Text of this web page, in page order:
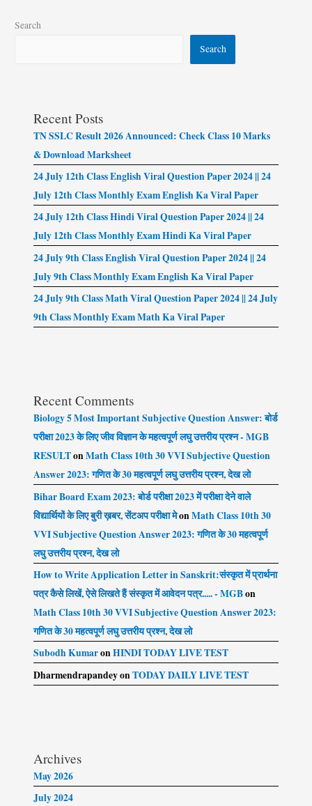
Search
Search
Recent Posts
TN SSLC Result 2026 Announced: Check Class 10 Marks
& Download Marksheet
24 July 12th Class English Viral Question Paper 2024 || 24
July 12th Class Monthly Exam English Ka Viral Paper
24 July 12th Class Hindi Viral Question Paper 2024 || 24
July 12th Class Monthly Exam Hindi Ka Viral Paper
24 July 9th Class English Viral Question Paper 2024 || 24
July 9th Class Monthly Exam English Ka Viral Paper
24 July 9th Class Math Viral Question Paper 2024 || 24 July
9th Class Monthly Exam Math Ka Viral Paper
Recent Comments
Biology 5 Most Important Subjective Question Answer: बोर्ड
परीक्षा 2023 के लिए जीव विज्ञान के महत्वपूर्ण लघु उत्तरीय प्रश्न - MGB
RESULTonMath Class 10th 30 VVI Subjective Question
Answer 2023: गणित के 30 महत्वपूर्ण लघु उत्तरीय प्रश्न, देख लो
Bihar Board Exam 2023: बोर्ड परीक्षा 2023 में परीक्षा देने वाले
विद्यार्थियों के लिए बुरी ख़बर, सेंटअप परीक्षा मेonMath Class 10th 30
VVI Subjective Question Answer 2023: गणित के 30 महत्वपूर्ण
लघु उत्तरीय प्रश्न, देख लो
How to Write Application Letter in Sanskrit:संस्कृत में प्रार्थना
पत्र कैसे लिखें, ऐसे लिखते हैं संस्कृत में आवेदन पत्र..... - MGBon
Math Class 10th 30 VVI Subjective Question Answer 2023:
गणित के 30 महत्वपूर्ण लघु उत्तरीय प्रश्न, देख लो
Subodh KumaronHINDI TODAY LIVE TEST
DharmendrapandeyonTODAY DAILY LIVE TEST
Archives
May 2026
July 2024